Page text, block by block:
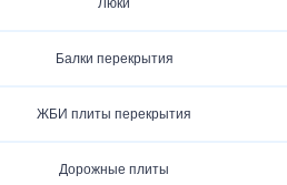
Люки
Балки перекрытия
ЖБИ плиты перекрытия
Дорожные плиты